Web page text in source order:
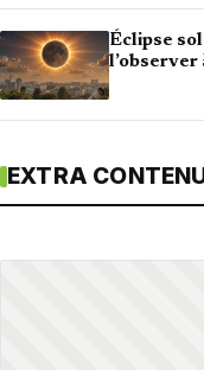
Éclipse
l’observer
EXTRA